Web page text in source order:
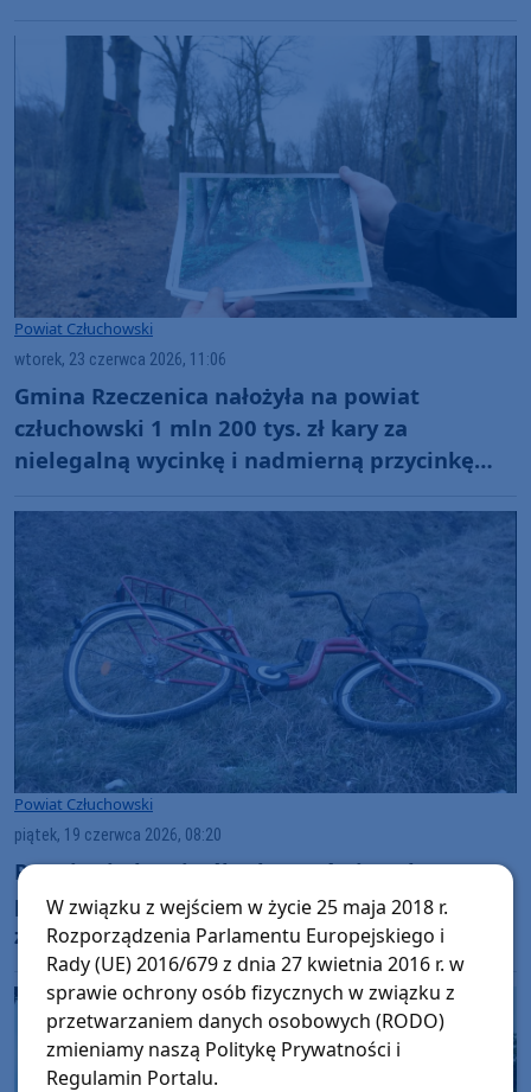
Powiat Człuchowski
wtorek, 23 czerwca 2026, 11:06
Gmina Rzeczenica nałożyła na powiat
człuchowski 1 mln 200 tys. zł kary za
nielegalną wycinkę i nadmierną przycinkę
Powiat Człuchowski
piątek, 19 czerwca 2026, 08:20
Prawie siedem i pół roku po śmiertelnym
potrąceniu rowerzystki z gminy Człuchów
zapadł wyrok. Mieszkaniec Konina skazany
W związku z wejściem w życie 25 maja 2018 r.
Rozporządzenia Parlamentu Europejskiego i
Rady (UE) 2016/679 z dnia 27 kwietnia 2016 r. w
sprawie ochrony osób fizycznych w związku z
przetwarzaniem danych osobowych (RODO)
zmieniamy naszą Politykę Prywatności i
Regulamin Portalu.